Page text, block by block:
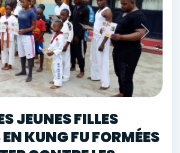
JEUNES FILLES
KUNG FU FORMÉES